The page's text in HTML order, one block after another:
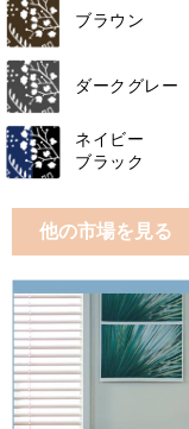
ブラウン
ダークグレー
ネイビー
ブラック
他の市場を見る